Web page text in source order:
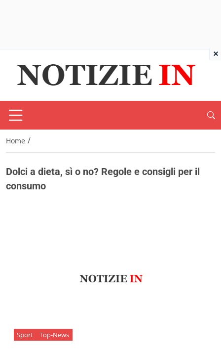
Home /
Dolci a dieta, sì o no? Regole e consigli per il
consumo
Sport Top-News
×